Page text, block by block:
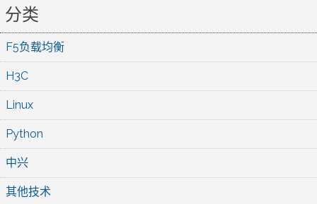
分类
F5负载均衡
H3C
Linux
Python
中兴
其他技术